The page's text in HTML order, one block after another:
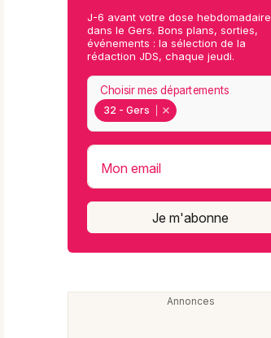
J-6 avant votre dose hebdomadaire
dans le Gers. Bons plans, sorties,
événements : la sélection de la
rédaction JDS, chaque jeudi.
32 - Gers
Choisir mes départements
Mon email
Je m'abonne